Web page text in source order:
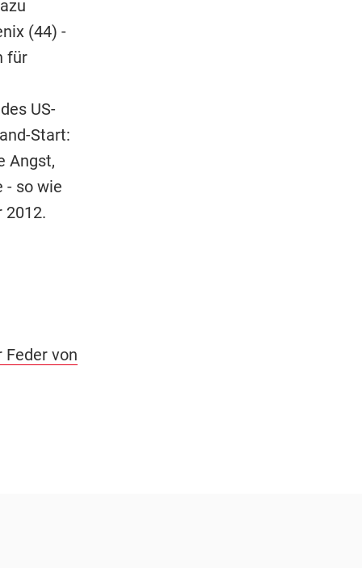
(44) -
für
US-
Start:
Angst,
- so wie
2012.
von